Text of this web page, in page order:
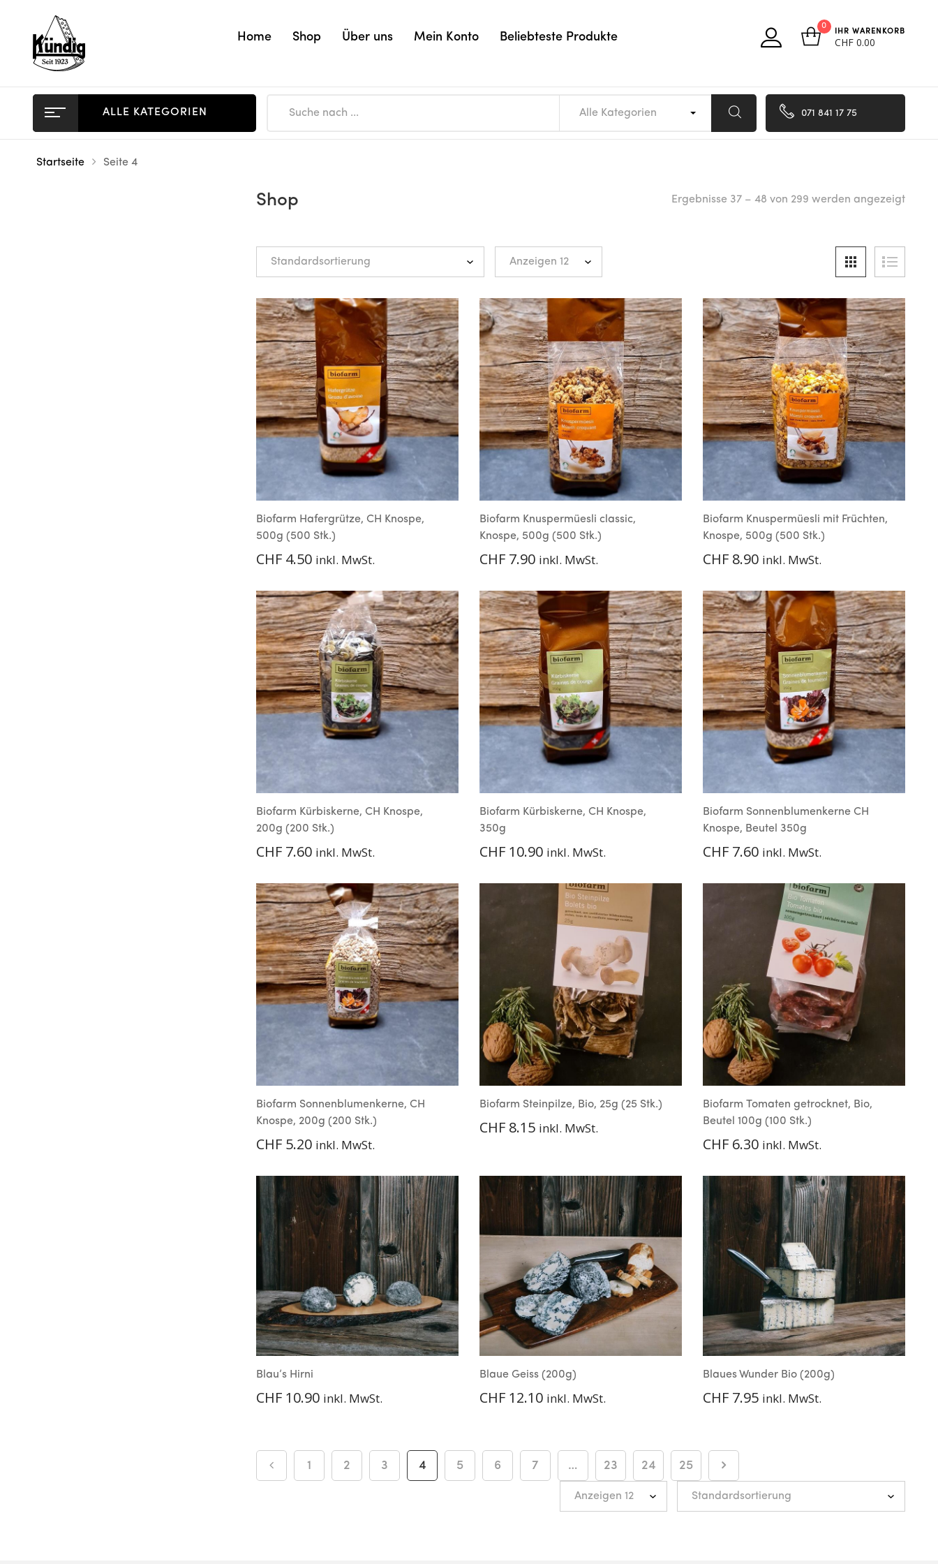
Home Shop Über uns Mein Konto Beliebteste Produkte
0
IHR WARENKORB
CHF0.00
ALLE KATEGORIEN Alle Kategorien 071 841 17 75
Startseite Seite 4
Shop Ergebnisse 37 – 48 von 299 werden angezeigt
Biofarm Hafergrütze, CH Knospe,
500g (500 Stk.)
CHF 4.50 inkl. MwSt.
Biofarm Knuspermüesli classic,
Knospe, 500g (500 Stk.)
CHF7.90 inkl. MwSt.
Biofarm Knuspermüesli mit Früchten,
Knospe, 500g (500 Stk.)
CHF8.90 inkl. MwSt.
Biofarm Kürbiskerne, CH Knospe,
200g (200 Stk.)
CHF 7.60 inkl. MwSt.
Biofarm Kürbiskerne, CH Knospe,
350g
CHF10.90 inkl. MwSt.
Biofarm Sonnenblumenkerne CH
Knospe, Beutel 350g
CHF7.60 inkl. MwSt.
Biofarm Sonnenblumenkerne, CH
Knospe, 200g (200 Stk.)
CHF 5.20 inkl. MwSt.
Biofarm Steinpilze, Bio, 25g (25 Stk.)
CHF8.15 inkl. MwSt.
Biofarm Tomaten getrocknet, Bio,
Beutel 100g (100 Stk.)
CHF6.30 inkl. MwSt.
Blau’s Hirni
CHF 10.90 inkl. MwSt.
Blaue Geiss (200g)
CHF12.10 inkl. MwSt.
Blaues Wunder Bio (200g)
CHF7.95 inkl. MwSt.
1 2 3 4 5 6 7 … 23 24 25